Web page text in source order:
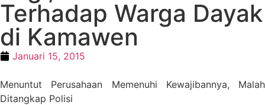
Terhadap Warga Dayak
di Kamawen
Januari 15, 2015
Menuntut Perusahaan Memenuhi Kewajibannya, Malah
Ditangkap Polisi